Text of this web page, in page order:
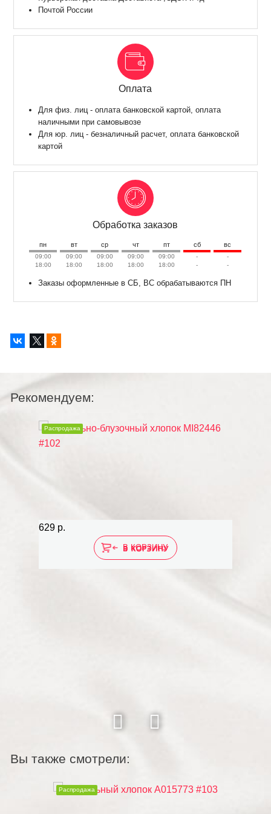
Почтой России
Оплата
Для физ. лиц - оплата банковской картой, оплата
наличными при самовывозе
Для юр. лиц - безналичный расчет, оплата банковской
картой
Обработка заказов
пн вт ср чт пт сб вс
09:00
18:00
09:00
18:00
09:00
18:00
09:00
18:00
09:00
18:00
-
-
-
-
Заказы оформленные в СБ, ВС обрабатываются ПН
Рекомендуем:
629 р.
Распродажа
В КОРЗИНУ
Вы также смотрели:
Распродажа